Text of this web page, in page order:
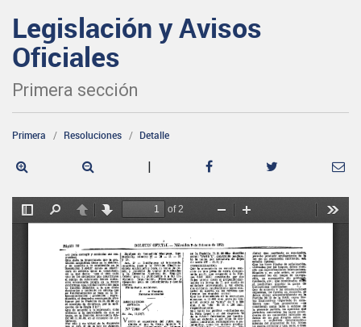
Legislación y Avisos
Oficiales
Primera sección
Primera Resoluciones Detalle
|